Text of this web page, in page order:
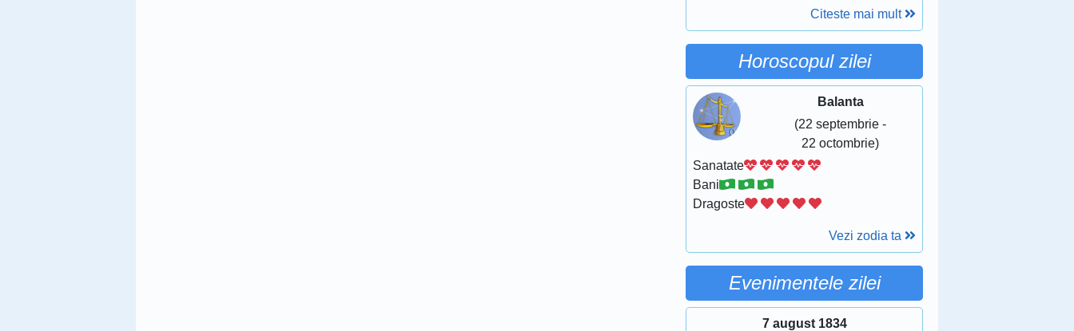
Citeste mai mult
Horoscopul zilei
Balanta
(22 septembrie -
22 octombrie)
Sanatate
Bani
Dragoste
Vezi zodia ta
Evenimentele zilei
7 august 1834